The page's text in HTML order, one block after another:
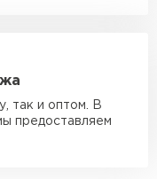
так и оптом. В
предоставляем